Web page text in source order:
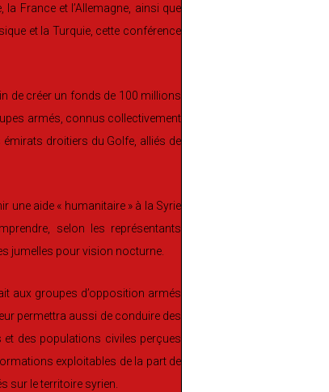
France et l’Allemagne, ainsi que
et la Turquie, cette conférence
de créer un fonds de 100 millions
armés, connus collectivement
droitiers du Golfe, alliés de
une aide « humanitaire » à la Syrie
selon les représentants
jumelles pour vision nocturne.
aux groupes d’opposition armés
permettra aussi de conduire des
des populations civiles perçues
exploitables de la part de
sur le territoire syrien.